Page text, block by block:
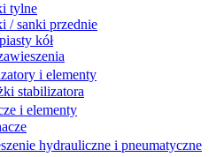
tylne
/ sanki przednie
kół
i elementy
stabilizatora
i elementy
hydrauliczne i pneumatyczne